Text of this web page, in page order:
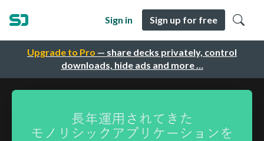
Upgrade to Pro — share decks privately, control
downloads, hide ads and more …
Sign in Sign up for free